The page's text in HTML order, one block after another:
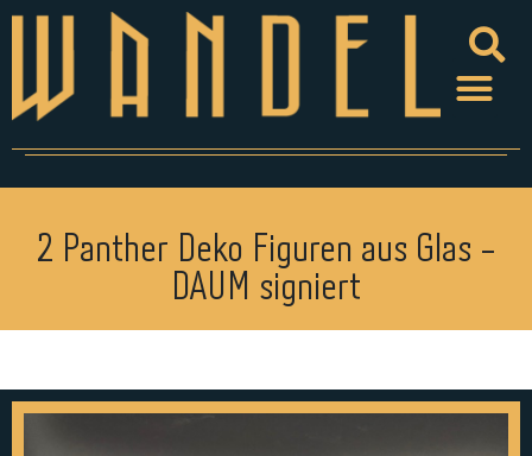
2 Panther Deko Figuren aus Glas -
DAUM signiert